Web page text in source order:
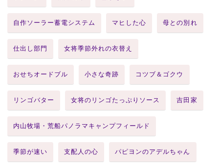
自作ソーラー蓄電システム マヒした心 母との別れ
仕出し部門 女将季節外れの衣替え
おせちオードブル 小さな奇跡 コツブ＆ゴクウ
リンゴバター 女将のリンゴたっぷりソース 吉田家
内山牧場・荒船パノラマキャンプフィールド
季節が速い 支配人の心 パピヨンのアデルちゃん